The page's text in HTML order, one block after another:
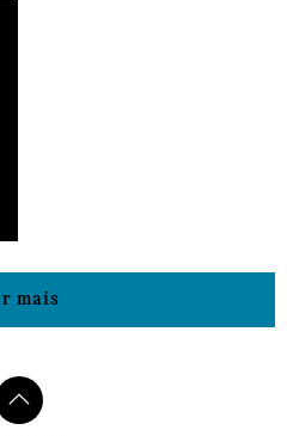
mais